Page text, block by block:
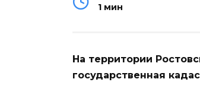
1 мин
На территории
государственная